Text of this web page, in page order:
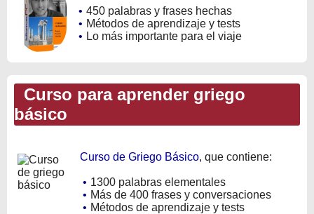
• 450 palabras y frases hechas
• Métodos de aprendizaje y tests
• Lo más importante para el viaje
Curso para aprender griego
básico
Curso de Griego Básico, que contiene:
• 1300 palabras elementales
• Más de 400 frases y conversaciones
• Métodos de aprendizaje y tests